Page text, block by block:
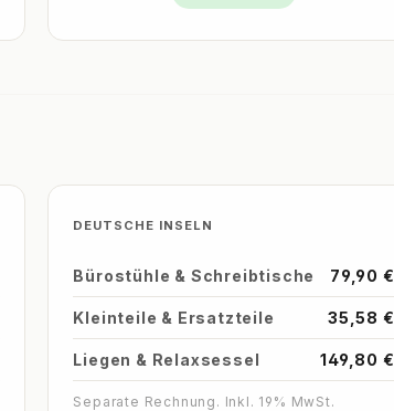
DEUTSCHE INSELN
Bürostühle & Schreibtische 79,90 €
Kleinteile & Ersatzteile 35,58 €
Liegen & Relaxsessel 149,80 €
Separate Rechnung. Inkl. 19% MwSt.